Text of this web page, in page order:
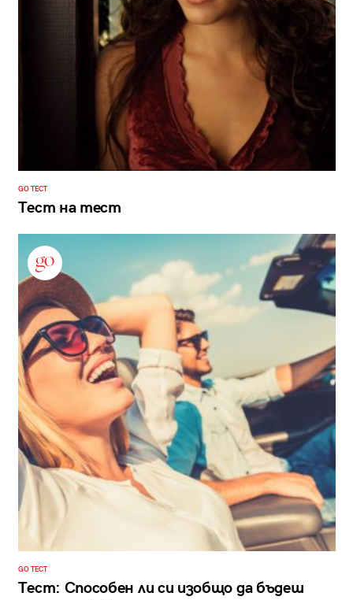
GO ТЕСТ
Тест на тест
GO ТЕСТ
Тест: Способен ли си изобщо да бъдеш